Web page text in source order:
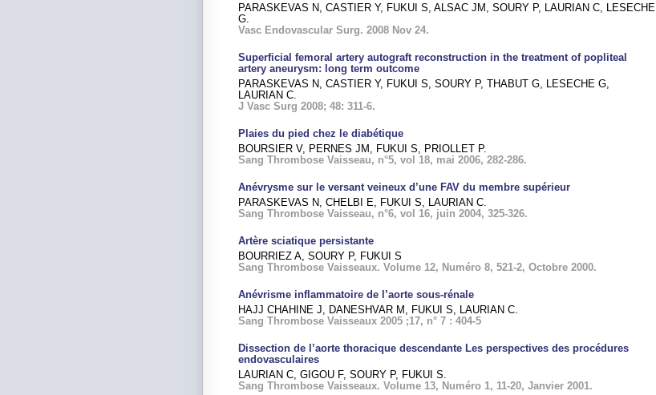
PARASKEVAS N, CASTIER Y, FUKUI S, ALSAC JM, SOURY P, LAURIAN C, LESECHE
G.
Vasc Endovascular Surg. 2008 Nov 24.
Superficial femoral artery autograft reconstruction in the treatment of popliteal
artery aneurysm: long term outcome
PARASKEVAS N, CASTIER Y, FUKUI S, SOURY P, THABUT G, LESECHE G,
LAURIAN C.
J Vasc Surg 2008; 48: 311-6.
Plaies du pied chez le diabétique
BOURSIER V, PERNES JM, FUKUI S, PRIOLLET P.
Sang Thrombose Vaisseau, n°5, vol 18, mai 2006, 282-286.
Anévrysme sur le versant veineux d’une FAV du membre supérieur
PARASKEVAS N, CHELBI E, FUKUI S, LAURIAN C.
Sang Thrombose Vaisseau, n°6, vol 16, juin 2004, 325-326.
Artère sciatique persistante
BOURRIEZ A, SOURY P, FUKUI S
Sang Thrombose Vaisseaux. Volume 12, Numéro 8, 521-2, Octobre 2000.
Anévrisme inflammatoire de l’aorte sous-rénale
HAJJ CHAHINE J, DANESHVAR M, FUKUI S, LAURIAN C.
Sang Thrombose Vaisseaux 2005 ;17, n° 7 : 404-5
Dissection de l’aorte thoracique descendante Les perspectives des procédures
endovasculaires
LAURIAN C, GIGOU F, SOURY P, FUKUI S.
Sang Thrombose Vaisseaux. Volume 13, Numéro 1, 11-20, Janvier 2001.